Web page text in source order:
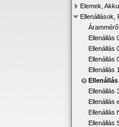
Elemek,
Ellenállások,
Ellenállás
Ellenállás
Ellenállás
Ellenállás
Ellenállás
Ellenállás
Ellenállás
Ellenállás
Ellenállás